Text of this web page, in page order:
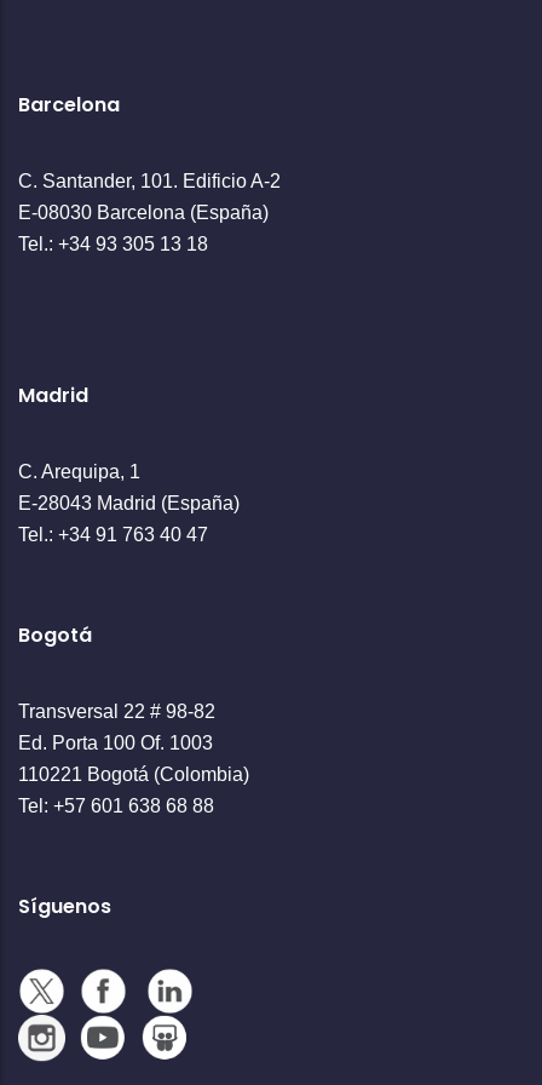
Barcelona
C. Santander, 101. Edificio A-2
E-08030 Barcelona (España)
Tel.: +34 93 305 13 18
Madrid
C. Arequipa, 1
E-28043 Madrid (España)
Tel.: +34 91 763 40 47
Bogotá
Transversal 22 # 98-82
Ed. Porta 100 Of. 1003
110221 Bogotá (Colombia)
Tel: +57 601 638 68 88
Síguenos